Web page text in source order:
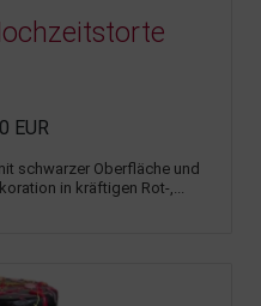
EUR
schwarzer Oberfläche und
in kräftigen Rot-,...